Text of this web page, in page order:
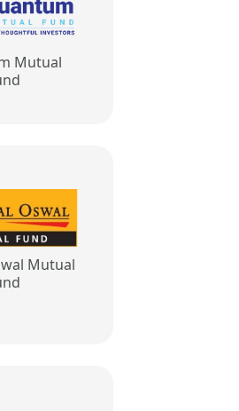
Mutual
Mutual